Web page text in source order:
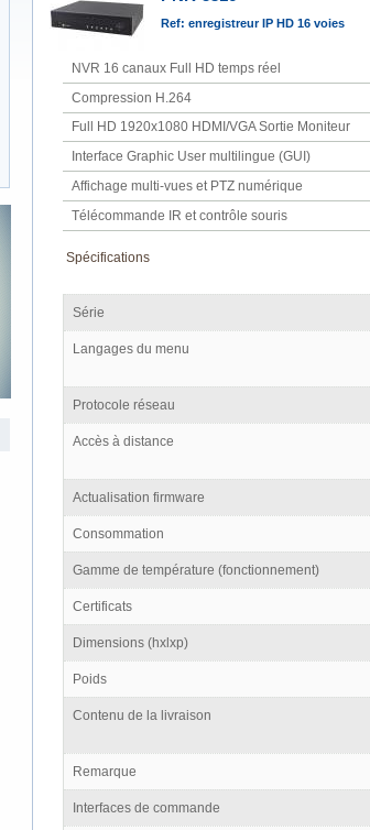
Ref: enregistreur IP HD 16 voies
NVR 16 canaux Full HD temps réel
Compression H.264
Full HD 1920x1080 HDMI/VGA Sortie Moniteur
Interface Graphic User multilingue (GUI)
Affichage multi-vues et PTZ numérique
Télécommande IR et contrôle souris
Spécifications
Série
Langages du menu
Protocole réseau
Accès à distance
Actualisation firmware
Consommation
Gamme de température (fonctionnement)
Certificats
Dimensions (hxlxp)
Poids
Contenu de la livraison
Remarque
Interfaces de commande